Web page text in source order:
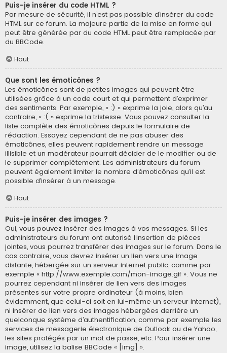
Puis-je insérer du code HTML ?
Par mesure de sécurité, il n’est pas possible d’insérer du code
HTML sur ce forum. La majeure partie de la mise en forme qui
peut être générée par du code HTML peut être remplacée par
du BBCode.
Haut
Que sont les émoticônes ?
Les émoticônes sont de petites images qui peuvent être
utilisées grâce à un code court et qui permettent d’exprimer
des sentiments. Par exemple, « :) » exprime la joie, alors qu’au
contraire, « :( » exprime la tristesse. Vous pouvez consulter la
liste complète des émoticônes depuis le formulaire de
rédaction. Essayez cependant de ne pas abuser des
émoticônes, elles peuvent rapidement rendre un message
illisible et un modérateur pourrait décider de le modifier ou de
le supprimer complètement. Les administrateurs du forum
peuvent également limiter le nombre d’émoticônes qu’il est
possible d’insérer à un message.
Haut
Puis-je insérer des images ?
Oui, vous pouvez insérer des images à vos messages. Si les
administrateurs du forum ont autorisé l’insertion de pièces
jointes, vous pourrez transférer des images sur le forum. Dans le
cas contraire, vous devrez insérer un lien vers une image
distante, hébergée sur un serveur internet public, comme par
exemple « http://www.exemple.com/mon-image.gif ». Vous ne
pourrez cependant ni insérer de lien vers des images
présentes sur votre propre ordinateur (à moins, bien
évidemment, que celui-ci soit en lui-même un serveur internet),
ni insérer de lien vers des images hébergées derrière un
quelconque système d’authentification, comme par exemple les
services de messagerie électronique de Outlook ou de Yahoo,
les sites protégés par un mot de passe, etc. Pour insérer une
image, utilisez la balise BBCode « [img] ».